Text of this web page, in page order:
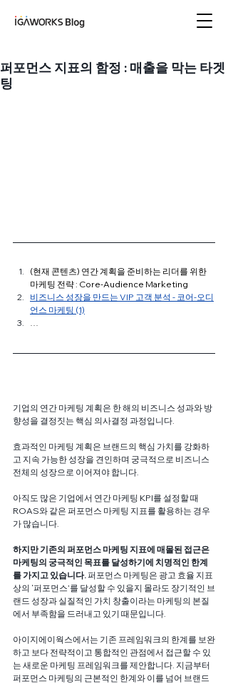
퍼포먼스 지표의 함정 : 매출을 막는 타겟
팅
(현재 콘텐츠) 연간 계획을 준비하는 리더를 위한
마케팅 전략 : Core-Audience Marketing
비즈니스 성장을 만드는 VIP 고객 분석 - 코어-오디
언스 마케팅 (1)
기업의 연간 마케팅 계획은 한 해의 비즈니스 성과와 방
향성을 결정짓는 핵심 의사결정 과정입니다.
효과적인 마케팅 계획은 브랜드의 핵심 가치를 강화하
고 지속 가능한 성장을 견인하며 궁극적으로 비즈니스
전체의 성장으로 이어져야 합니다.
아직도 많은 기업에서 연간 마케팅 KPI를 설정할 때
ROAS와 같은 퍼포먼스 마케팅 지표를 활용하는 경우
가 많습니다.
하지만 기존의 퍼포먼스 마케팅 지표에 매몰된 접근은
마케팅의 궁극적인 목표를 달성하기에 치명적인 한계
를 가지고 있습니다. 퍼포먼스 마케팅은 광고 효율 지표
상의 ‘퍼포먼스’를 달성할 수 있을지 몰라도 장기적인 브
랜드 성장과 실질적인 가치 창출이라는 마케팅의 본질
에서 부족함을 드러내고 있기 때문입니다.
아이지에이웍스에서는 기존 프레임워크의 한계를 보완
하고 보다 전략적이고 통합적인 관점에서 접근할 수 있
는 새로운 마케팅 프레임워크를 제안합니다. 지금부터
퍼포먼스 마케팅의 근본적인 한계와 이를 넘어 브랜드